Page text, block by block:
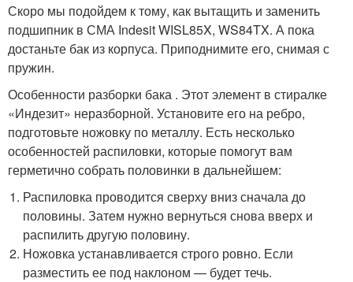
Скоро мы подойдем к тому, как вытащить и заменить
подшипник в СМА Indesit WISL85X, WS84TX. А пока
достаньте бак из корпуса. Приподнимите его, снимая с
пружин.
Особенности разборки бака . Этот элемент в стиралке
«Индезит» неразборной. Установите его на ребро,
подготовьте ножовку по металлу. Есть несколько
особенностей распиловки, которые помогут вам
герметично собрать половинки в дальнейшем:
Распиловка проводится сверху вниз сначала до
половины. Затем нужно вернуться снова вверх и
распилить другую половину.
Ножовка устанавливается строго ровно. Если
разместить ее под наклоном — будет течь.